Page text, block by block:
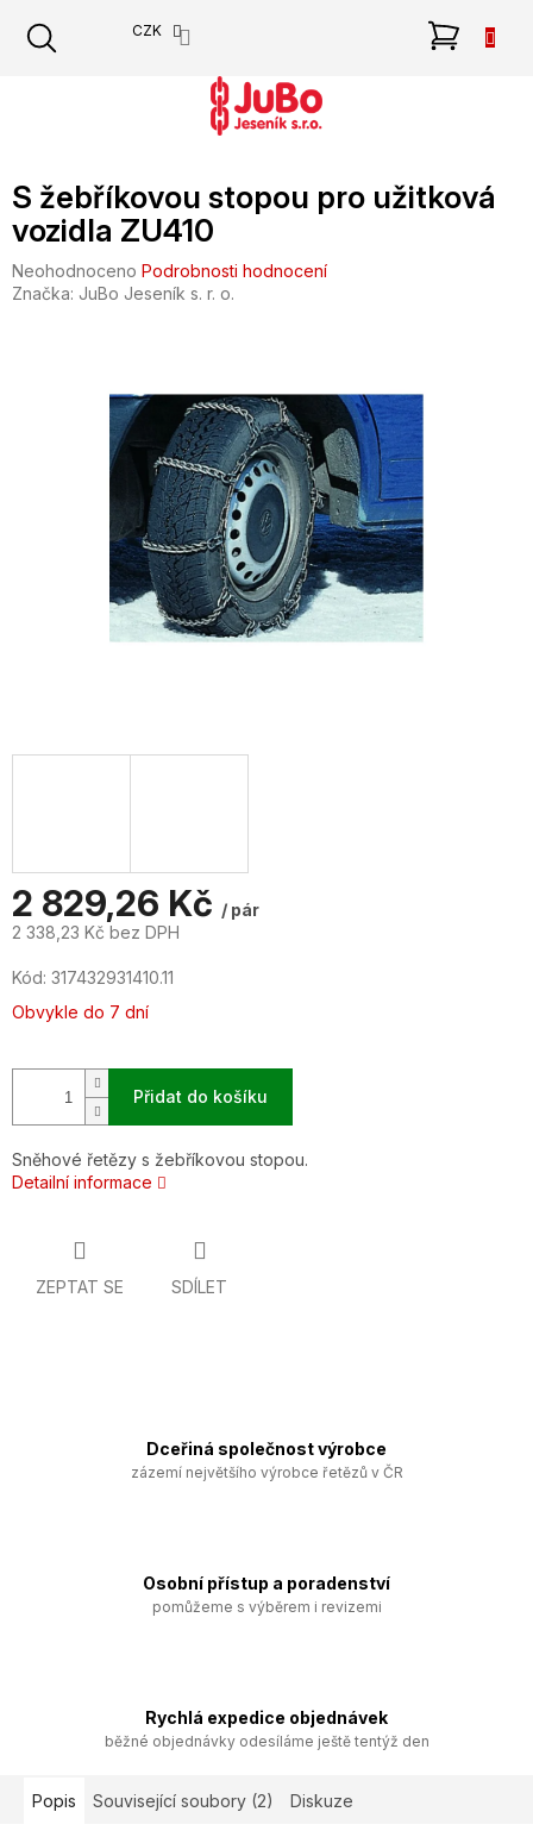
obsah
CZK
S žebříkovou stopou pro užitková
vozidla ZU410
Průměrné
hodnocení
Neohodnoceno Podrobnosti hodnocení
Značka: JuBo Jeseník s. r. o.
2 829,26 Kč / pár
2 338,23 Kč bez DPH
cena:
Kód: 317432931410.11
Obvykle do 7 dní
Přidat do košíku
Sněhové řetězy s žebříkovou stopou.
Detailní informace
ZEPTAT SE SDÍLET
Dceřiná společnost výrobce
zázemí největšího výrobce řetězů v ČR
Osobní přístup a poradenství
pomůžeme s výběrem i revizemi
Rychlá expedice objednávek
běžné objednávky odesíláme ještě tentýž den
Popis Související soubory (2) Diskuze